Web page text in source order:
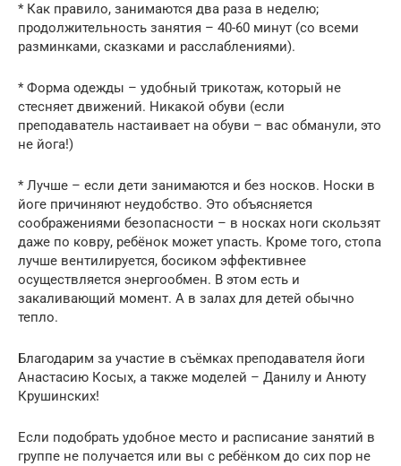
* Как правило, занимаются два раза в неделю;
продолжительность занятия – 40-60 минут (со всеми
разминками, сказками и расслаблениями).
* Форма одежды – удобный трикотаж, который не
стесняет движений. Никакой обуви (если
преподаватель настаивает на обуви – вас обманули, это
не йога!)
* Лучше – если дети занимаются и без носков. Носки в
йоге причиняют неудобство. Это объясняется
соображениями безопасности – в носках ноги скользят
даже по ковру, ребёнок может упасть. Кроме того, стопа
лучше вентилируется, босиком эффективнее
осуществляется энергообмен. В этом есть и
закаливающий момент. А в залах для детей обычно
тепло.
Благодарим за участие в съёмках преподавателя йоги
Анастасию Косых, а также моделей – Данилу и Анюту
Крушинских!
Если подобрать удобное место и расписание занятий в
группе не получается или вы с ребёнком до сих пор не